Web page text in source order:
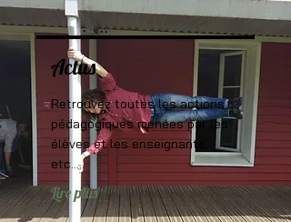
Actus
Retrouvez toutes les actions
pédagogiques menées par les
élèves et les enseignants,
etc....
Lire plus